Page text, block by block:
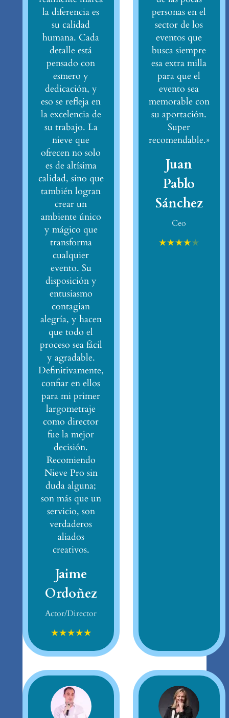
la diferencia es
su calidad
humana. Cada
detalle está
pensado con
esmero y
dedicación, y
eso se refleja en
la excelencia de
su trabajo. La
nieve que
ofrecen no solo
es de altísima
calidad, sino que
también logran
crear un
ambiente único
y mágico que
transforma
cualquier
evento. Su
disposición y
entusiasmo
contagian
alegría, y hacen
que todo el
proceso sea fácil
y agradable.
Definitivamente,
confiar en ellos
para mi primer
largometraje
como director
fue la mejor
decisión.
Recomiendo
Nieve Pro sin
duda alguna;
son más que un
servicio, son
verdaderos
aliados
creativos.
Jaime
Ordoñez
Actor/Director
★★★★★
personas en el
sector de los
eventos que
busca siempre
esa extra milla
para que el
evento sea
memorable con
su aportación.
Super
recomendable.»
Juan
Pablo
Sánchez
Ceo
★★★★★